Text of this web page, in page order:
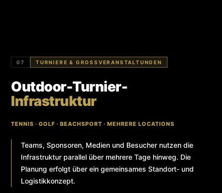
07 TURNIERE & GROSSVERANSTALTUNGEN
Outdoor-Turnier-
Infrastruktur
TENNIS · GOLF · BEACHSPORT · MEHRERE LOCATIONS
Teams, Sponsoren, Medien und Besucher nutzen die
Infrastruktur parallel über mehrere Tage hinweg. Die
Planung erfolgt über ein gemeinsames Standort- und
Logistikkonzept.